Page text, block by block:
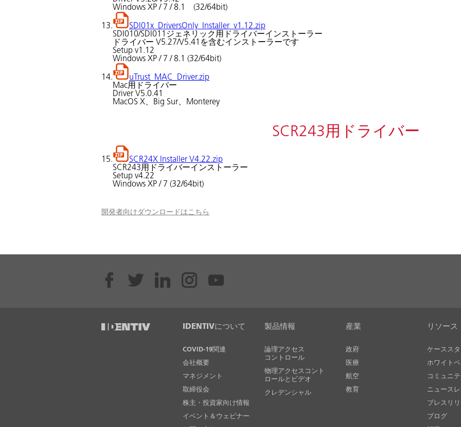
Windows XP / 7 / 8.1 (32/64bit)
13.
SDI01x_DriversOnly_Installer_v1.12.zip
SDI010/SDI011ジェネリック用ドライバーインストーラー
ドライバー V5.27/V5.41を含むインストーラーです
Setup v1.12
Windows XP / 7 / 8.1 (32/64bit)
14.
uTrust_MAC_Driver.zip
Mac用ドライバー
Driver V5.0.41
MacOS X、Big Sur、Monterey
SCR243用ドライバー
15.
SCR24X Installer V4.22.zip
SCR243用ドライバーインストーラー
Setup v4.22
Windows XP / 7 (32/64bit)
開発者向けダウンロードはこちら
IDENTIVについて
COVID-19関連
会社概要
マネジメント
取締役会
株主・投資家向け情報
イベント＆ウェビナー
製品情報
論理アクセス
コントロール
物理アクセスコント
ロールとビデオ
クレデンシャル
産業
政府
医療
航空
教育
リソース
ケーススタ
ホワイト
コミュニテ
ニュース
プレスリ
ブログ